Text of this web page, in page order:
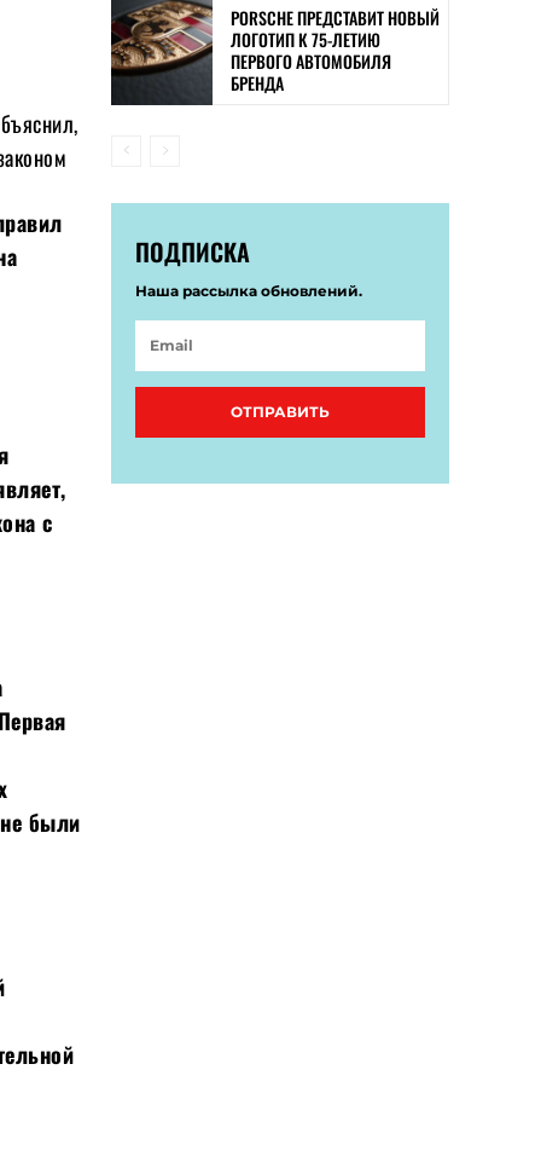
с
были
PORSCHE ПРЕДСТАВИТ НОВЫЙ
ЛОГОТИП К 75-ЛЕТИЮ
ПЕРВОГО АВТОМОБИЛЯ
БРЕНДА
ПОДПИСКА
Наша рассылка обновлений.
ОТПРАВИТЬ